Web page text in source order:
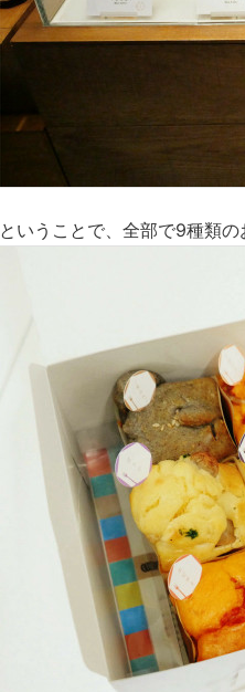
ということで、全部で9種類の